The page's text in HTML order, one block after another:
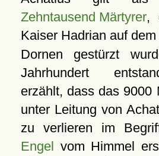
Zehntausend Märtyrer,
Kaiser Hadrian auf dem
Dornen gestürzt
Jahrhundert
erzählt, dass das 9000
unter Leitung von
zu verlieren im
Engel vom Himmel